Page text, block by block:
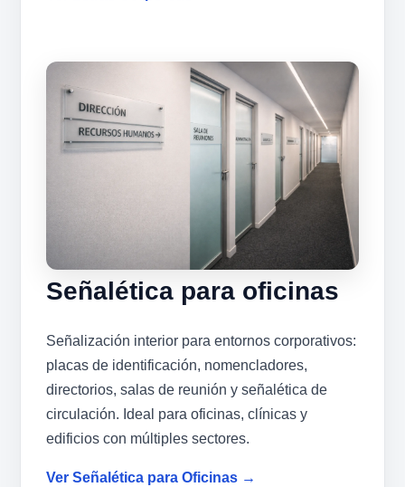
Señalética para oficinas
Señalización interior para entornos corporativos:
placas de identificación, nomencladores,
directorios, salas de reunión y señalética de
circulación. Ideal para oficinas, clínicas y
edificios con múltiples sectores.
Ver Señalética para Oficinas →